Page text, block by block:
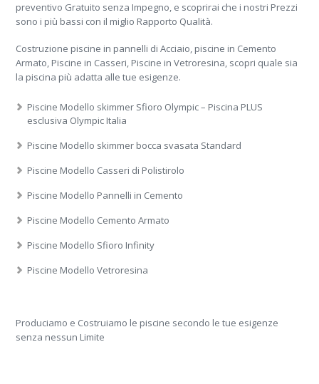
preventivo Gratuito senza Impegno, e scoprirai che i nostri Prezzi
sono i più bassi con il miglio Rapporto Qualità.
Costruzione piscine in pannelli di Acciaio, piscine in Cemento
Armato, Piscine in Casseri, Piscine in Vetroresina, scopri quale sia
la piscina più adatta alle tue esigenze.
Piscine Modello skimmer Sfioro Olympic – Piscina PLUS
esclusiva Olympic Italia
Piscine Modello skimmer bocca svasata Standard
Piscine Modello Casseri di Polistirolo
Piscine Modello Pannelli in Cemento
Piscine Modello Cemento Armato
Piscine Modello Sfioro Infinity
Piscine Modello Vetroresina
Produciamo e Costruiamo le piscine secondo le tue esigenze
senza nessun Limite